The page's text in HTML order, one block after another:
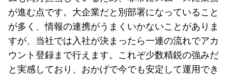
が進む点です。大企業だと別部署になっていること
が多く、情報の連携がうまくいかないことがありま
すが、当社では入社が決まったら一連の流れでアカ
ウント登録まで行えます。これぞ少数精鋭の強みだ
と実感しており、おかげで今でも安定して運用でき